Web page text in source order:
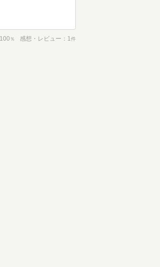
100 ％ 感想・レビュー 1件